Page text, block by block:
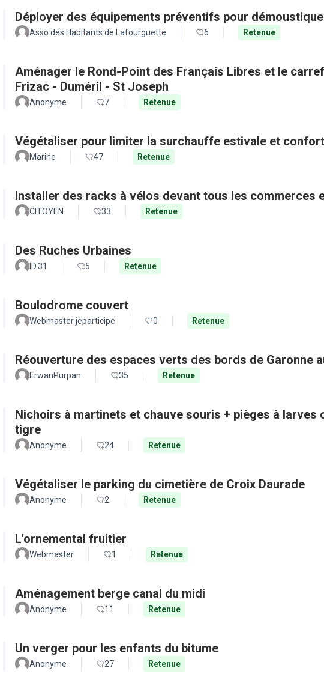
Déployer des équipements préventifs pour
Asso des Habitants de Lafourguette 6 Retenue
Aménager le Rond-Point des Français Libres et le
Frizac - Duméril - St Joseph
Anonyme 7 Retenue
Végétaliser pour limiter la surchauffe estivale et
Marine 47 Retenue
Installer des racks à vélos devant tous les commerces
CITOYEN 33 Retenue
Des Ruches Urbaines
ID.31 5 Retenue
Boulodrome couvert
Webmaster jeparticipe 0 Retenue
Réouverture des espaces verts des bords de Garonne
ErwanPurpan 35 Retenue
Nichoirs à martinets et chauve souris + pièges à larves
tigre
Anonyme 24 Retenue
Végétaliser le parking du cimetière de Croix Daurade
Anonyme 2 Retenue
L'ornemental fruitier
Webmaster 1 Retenue
Aménagement berge canal du midi
Anonyme 11 Retenue
Un verger pour les enfants du bitume
Anonyme 27 Retenue